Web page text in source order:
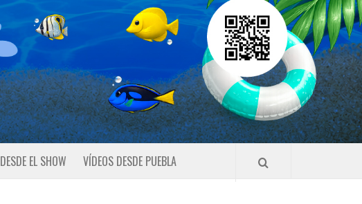
DESDE EL SHOW VÍDEOS DESDE PUEBLA